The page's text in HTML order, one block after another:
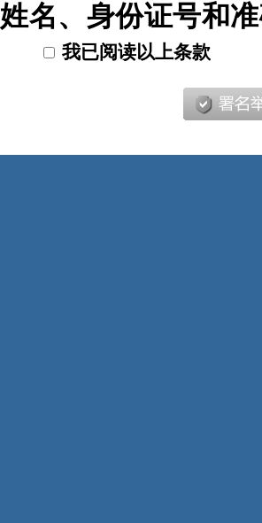
姓名、身份证号和
我已阅读以上条款